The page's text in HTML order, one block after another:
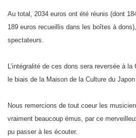
Au total, 2034 euros ont été réunis (dont
189 euros recueillis dans les boîtes à
spectateurs.
L’intégralité de ces dons sera reversée à
le biais de la Maison de la Culture du
Nous remercions de tout coeur les
vraiment beaucoup émus, par ce
pu passer à les écouter.